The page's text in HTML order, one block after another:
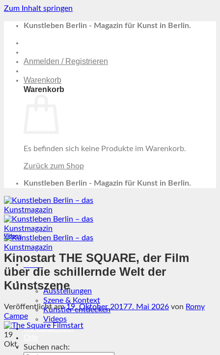
Zum Inhalt springen
Kunstleben Berlin - Magazin für Kunst in Berlin.
Anmelden / Registrieren
Warenkorb
Warenkorb
Es befinden sich keine Produkte im Warenkorb.
Zurück zum Shop
Kunstleben Berlin - Magazin für Kunst in Berlin.
Menü
Magazin
Ausstellungen
Szene & Kontext
Künstler entdecken
Videos
Kunstkalender
Suchen nach:
Videos
Kinostart THE SQUARE, der Film
über die schillernde Welt der
Kunstszene
Veröffentlicht am19. Oktober 20177. Mai 2026 von Romy
Campe
19
Okt.